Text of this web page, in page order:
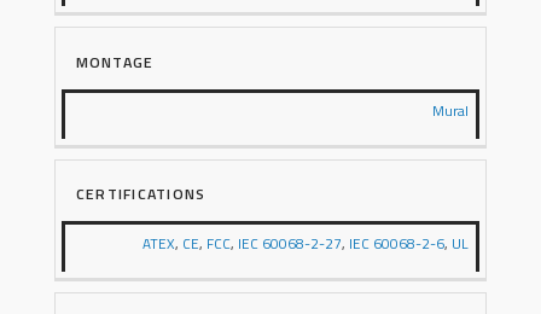
MONTAGE
Mural
CERTIFICATIONS
ATEX, CE, FCC, IEC 60068-2-27, IEC 60068-2-6, UL